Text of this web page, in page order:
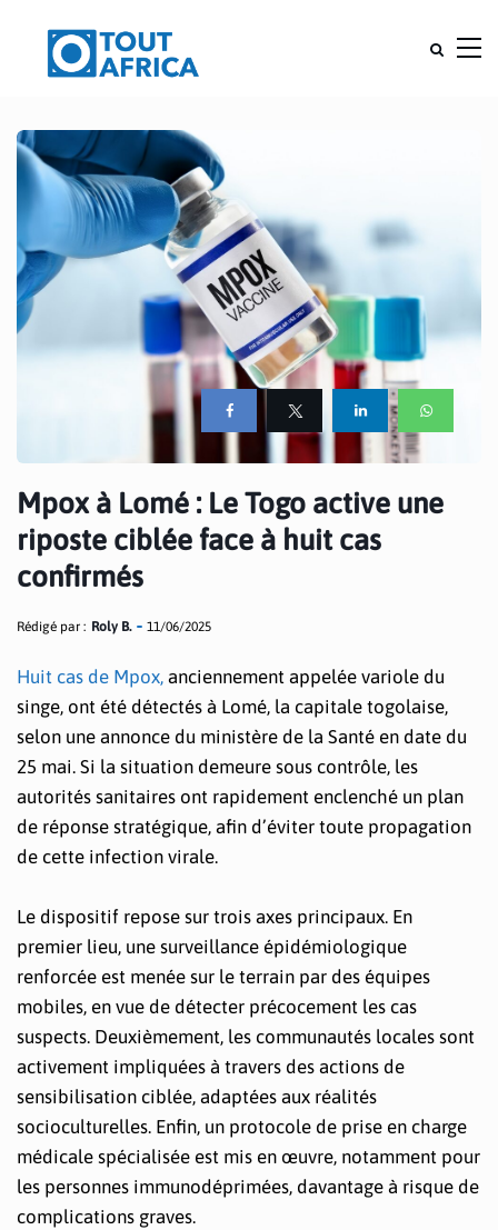
Mpox à Lomé : Le Togo active une
riposte ciblée face à huit cas
confirmés
Rédigé par : Roly B. 11/06/2025
Huit cas de Mpox, anciennement appelée variole du
singe, ont été détectés à Lomé, la capitale togolaise,
selon une annonce du ministère de la Santé en date du
25 mai. Si la situation demeure sous contrôle, les
autorités sanitaires ont rapidement enclenché un plan
de réponse stratégique, afin d’éviter toute propagation
de cette infection virale.
Le dispositif repose sur trois axes principaux. En
premier lieu, une surveillance épidémiologique
renforcée est menée sur le terrain par des équipes
mobiles, en vue de détecter précocement les cas
suspects. Deuxièmement, les communautés locales sont
activement impliquées à travers des actions de
sensibilisation ciblée, adaptées aux réalités
socioculturelles. Enfin, un protocole de prise en charge
médicale spécialisée est mis en œuvre, notamment pour
les personnes immunodéprimées, davantage à risque de
complications graves.